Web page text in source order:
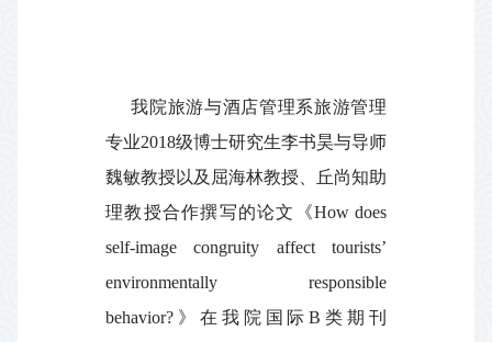
我院旅游与酒店管理系旅游管理
专业2018级博士研究生李书昊与导师
魏敏教授以及屈海林教授、丘尚知助
理教授合作撰写的论文《How does
self-image congruity affect tourists’
environmentally responsible
behavior? 》在我院国际B 类期刊